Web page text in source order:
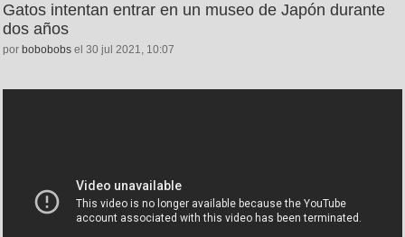
Gatos intentan entrar en un museo de Japón durante
dos años
por bobobobs el 30 jul 2021, 10:07